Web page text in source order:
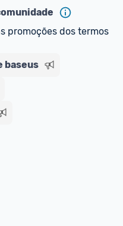
promoções dos termos
baseus